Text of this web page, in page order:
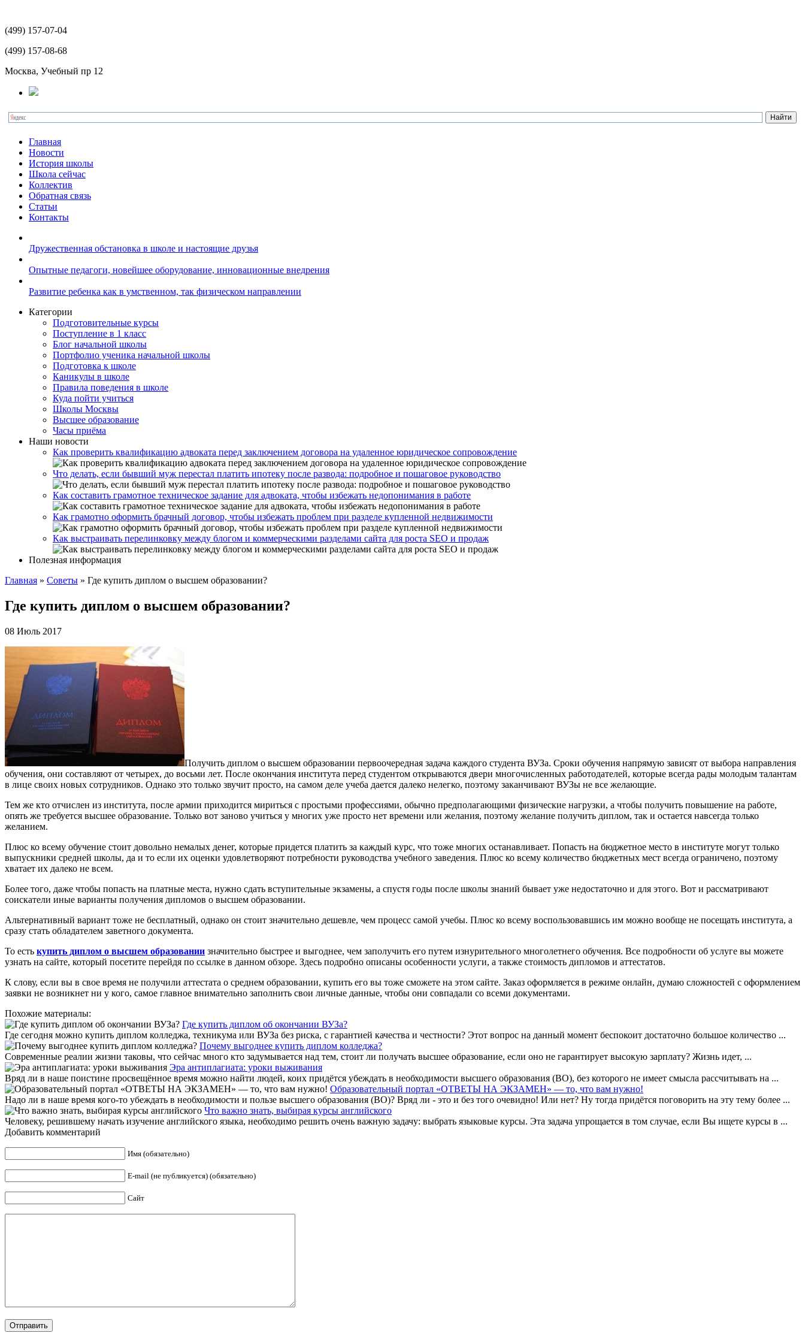
(499) 157-07-04
(499) 157-08-68
Москва, Учебный пр 12
Главная
Новости
История школы
Школа сейчас
Коллектив
Обратная связь
Статьи
Контакты
Дружественная обстановка в школе и настоящие друзья
Опытные педагоги, новейшее оборудование, инновационные внедрения
Развитие ребенка как в умственном, так физическом направлении
Категории
Подготовительные курсы
Поступление в 1 класс
Блог начальной школы
Портфолио ученика начальной школы
Подготовка к школе
Каникулы в школе
Правила поведения в школе
Куда пойти учиться
Школы Москвы
Высшее образование
Часы приёма
Наши новости
Как проверить квалификацию адвоката перед заключением договора на удаленное юридическое сопровождение
Что делать, если бывший муж перестал платить ипотеку после развода: подробное и пошаговое руководство
Как составить грамотное техническое задание для адвоката, чтобы избежать недопонимания в работе
Как грамотно оформить брачный договор, чтобы избежать проблем при разделе купленной недвижимости
Как выстраивать перелинковку между блогом и коммерческими разделами сайта для роста SEO и продаж
Полезная информация
Главная » Советы » Где купить диплом о высшем образовании?
Где купить диплом о высшем образовании?
08 Июль 2017
Получить диплом о высшем образовании первоочередная задача каждого студента ВУЗа. Сроки обучения напрямую зависят от выбора направления
обучения, они составляют от четырех, до восьми лет. После окончания института перед студентом открываются двери многочисленных работодателей, которые всегда рады молодым талантам
в лице своих новых сотрудников. Однако это только звучит просто, на самом деле учеба дается далеко нелегко, поэтому заканчивают ВУЗы не все желающие.
Тем же кто отчислен из института, после армии приходится мириться с простыми профессиями, обычно предполагающими физические нагрузки, а чтобы получить повышение на работе,
опять же требуется высшее образование. Только вот заново учиться у многих уже просто нет времени или желания, поэтому желание получить диплом, так и остается навсегда только
желанием.
Плюс ко всему обучение стоит довольно немалых денег, которые придется платить за каждый курс, что тоже многих останавливает. Попасть на бюджетное место в институте могут только
выпускники средней школы, да и то если их оценки удовлетворяют потребности руководства учебного заведения. Плюс ко всему количество бюджетных мест всегда ограничено, поэтому
хватает их далеко не всем.
Более того, даже чтобы попасть на платные места, нужно сдать вступительные экзамены, а спустя годы после школы знаний бывает уже недостаточно и для этого. Вот и рассматривают
соискатели иные варианты получения дипломов о высшем образовании.
Альтернативный вариант тоже не бесплатный, однако он стоит значительно дешевле, чем процесс самой учебы. Плюс ко всему воспользовавшись им можно вообще не посещать института, а
сразу стать обладателем заветного документа.
То есть купить диплом о высшем образовании значительно быстрее и выгоднее, чем заполучить его путем изнурительного многолетнего обучения. Все подробности об услуге вы можете
узнать на сайте, который посетите перейдя по ссылке в данном обзоре. Здесь подробно описаны особенности услуги, а также стоимость дипломов и аттестатов.
К слову, если вы в свое время не получили аттестата о среднем образовании, купить его вы тоже сможете на этом сайте. Заказ оформляется в режиме онлайн, думаю сложностей с оформлением
заявки не возникнет ни у кого, самое главное внимательно заполнить свои личные данные, чтобы они совпадали со всеми документами.
Похожие материалы:
Где купить диплом об окончании ВУЗа?
Где сегодня можно купить диплом колледжа, техникума или ВУЗа без риска, с гарантией качества и честности? Этот вопрос на данный момент беспокоит достаточно большое количество ...
Почему выгоднее купить диплом колледжа?
Современные реалии жизни таковы, что сейчас много кто задумывается над тем, стоит ли получать высшее образование, если оно не гарантирует высокую зарплату? Жизнь идет, ...
Эра антиплагиата: уроки выживания
Вряд ли в наше поистине просвещённое время можно найти людей, коих придётся убеждать в необходимости высшего образования (ВО), без которого не имеет смысла рассчитывать на ...
Образовательный портал «ОТВЕТЫ НА ЭКЗАМЕН» — то, что вам нужно!
Надо ли в наше время кого-то убеждать в необходимости и пользе высшего образования (ВО)? Вряд ли - это и без того очевидно! Или нет? Ну тогда придётся поговорить на эту тему более ...
Что важно знать, выбирая курсы английского
Человеку, решившему начать изучение английского языка, необходимо решить очень важную задачу: выбрать языковые курсы. Эта задача упрощается в том случае, если Вы ищете курсы в ...
Добавить комментарий
Имя (обязательно)
E-mail (не публикуется) (обязательно)
Сайт